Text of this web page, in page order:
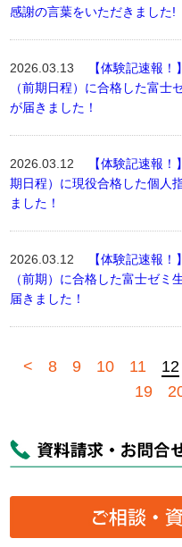
感謝の言葉をいただきました!
2026.03.13
【体験記速報
（前期日程）に合格した富
が届きました！
2026.03.12
【体験記速報
期日程）に現役合格した個人
ました！
2026.03.12
【体験記速報
（前期）に合格した富士ゼ
届きました！
< 8 9 10 11 12
19